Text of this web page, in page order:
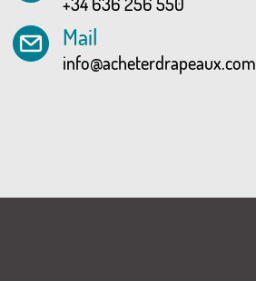
Mail
info@acheterdrapeaux.com